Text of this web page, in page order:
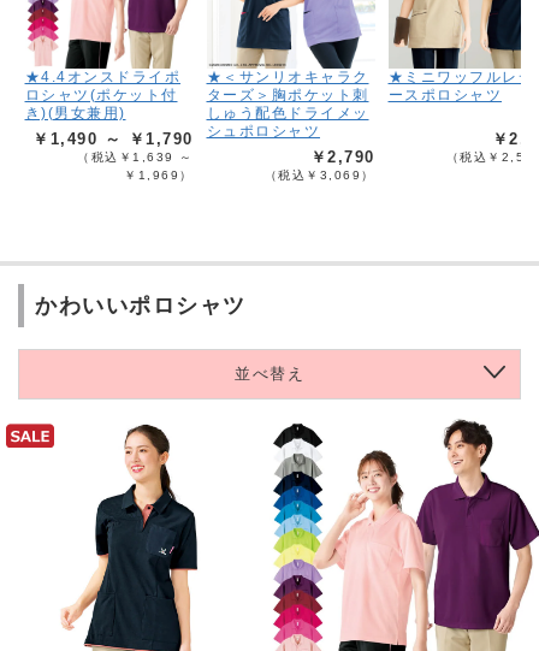
★4.4オンスドライポ
ロシャツ(ポケット付
き)(男女兼用)
￥1,490 ～ ￥1,790
（税込￥1,639 ～
￥1,969）
★＜サンリオキャラク
ターズ＞胸ポケット刺
しゅう配色ドライメッ
シュポロシャツ
￥2,790
（税込￥3,069）
★ミニワッフルレデ
ースポロシャツ
￥
（税込￥
かわいいポロシャツ
並べ替え